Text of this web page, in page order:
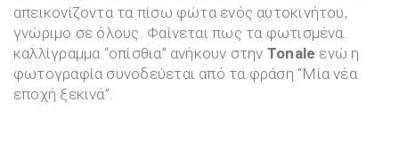
απεικονίζοντα τα πίσω φώτα ενός αυτοκινήτου,
γνώριμο σε όλους. Φαίνεται πως τα φωτισμένα.
καλλίγραμμα “οπίσθια” ανήκουν στην Tonale ενώ η
φωτογραφία συνοδεύεται από τα φράση “Μία νέα
εποχή ξεκινά”.